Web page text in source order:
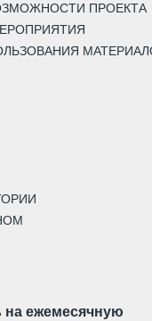
ПРОЕКТА
на ежемесячную